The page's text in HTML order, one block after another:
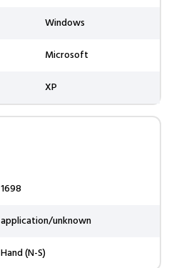
Windows
Microsoft
XP
1698
application/unknown
Hand (N-S)